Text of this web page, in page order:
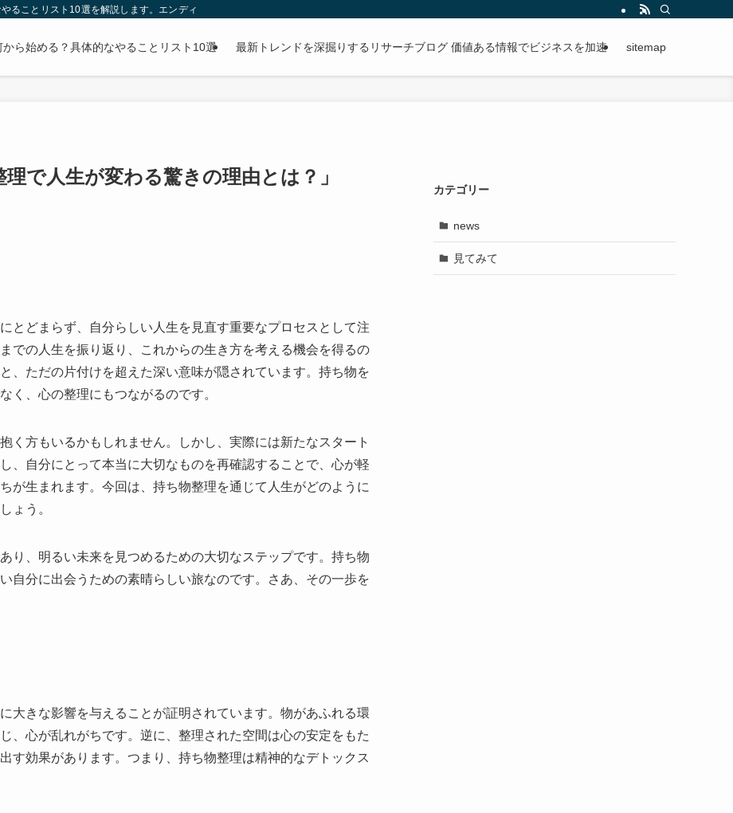
ることリスト10選を解説します。エンディングノートの書き方から財産整理まで、段階的に進められる手順を紹介。
ら始める？具体的なやることリスト10選 最新トレンドを深掘りするリサーチブログ 価値ある情報でビジネスを加速 sitemap
理で人生が変わる驚きの理由とは？」
とどまらず、自分らしい人生を見直す重要なプロセスとして注
での人生を振り返り、これからの生き方を考える機会を得るの
、ただの片付けを超えた深い意味が隠されています。持ち物を
く、心の整理にもつながるのです。
く方もいるかもしれません。しかし、実際には新たなスタート
、自分にとって本当に大切なものを再確認することで、心が軽
が生まれます。今回は、持ち物整理を通じて人生がどのように
ょう。
り、明るい未来を見つめるための大切なステップです。持ち物
自分に出会うための素晴らしい旅なのです。さあ、その一歩を
大きな影響を与えることが証明されています。物があふれる環
、心が乱れがちです。逆に、整理された空間は心の安定をもた
す効果があります。つまり、持ち物整理は精神的なデトックス
カテゴリー
news
見てみて